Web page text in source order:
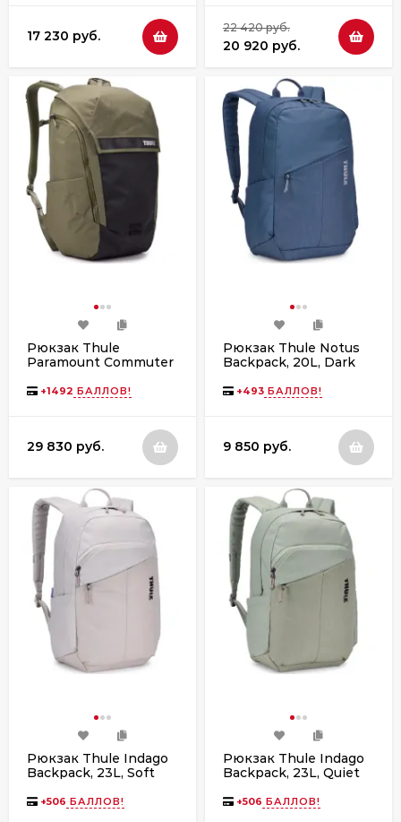
17 230 руб.
22 420 руб.
20 920 руб.
Рюкзак Thule
Paramount Commuter
Green
+1492 БАЛЛОВ!
29 830 руб.
Рюкзак Thule Notus
Backpack, 20L, Dark
+493 БАЛЛОВ!
9 850 руб.
Рюкзак Thule Indago
Backpack, 23L, Soft
+506 БАЛЛОВ!
Рюкзак Thule Indago
Backpack, 23L, Quiet
+506 БАЛЛОВ!